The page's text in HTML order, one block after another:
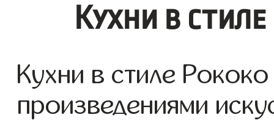
Кухни в
Кухни в стиле
произведениями